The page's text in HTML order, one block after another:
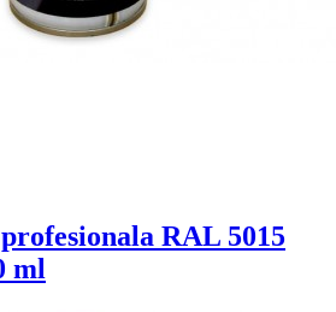
RAL 5015
ml